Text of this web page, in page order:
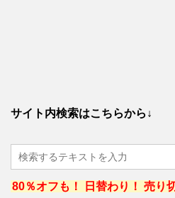
サイト内検索はこちらから↓
80％オフも！ 日替わり！ 売り